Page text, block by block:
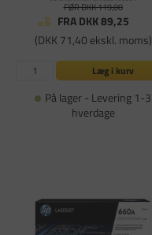
FØR DKK 119,00
FRA DKK 89,25
(DKK 71,40 ekskl. moms)
Læg i kurv
På lager - Levering 1-3
hverdage